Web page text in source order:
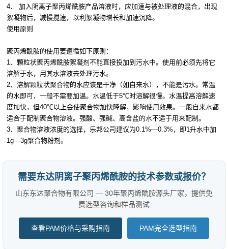
4、 加入阴离子聚丙烯酰胺产品溶液时，应加速与被处理液的混合，出现
絮凝物后，减慢搅速，以利絮凝物增长和加速沉降。
使用原则
聚丙烯酰胺的使用要遵循如下原则：
1、颗粒状聚丙烯酰胺絮凝剂不能直接投加到污水中。使用前必须先将它
溶解于水，用其水溶液去处理污水。
2、溶解颗粒状聚合物的水应该是干净（如自来水），不能是污水。常温
的水即可，一般不需要加温。水温低于5℃时溶解很慢。水温提高溶解速
度加快，但40℃以上会使聚合物加快降解，影响使用效果。一般自来水都
适合于配制聚合物溶液。强酸、强碱、高含盐的水不适于用来配制。
3、聚合物溶液浓度的选择，乐邦公司建议为0.1%—0.3%，即1升水中加
1g—3g聚合物粉剂。
需要东达阴离子聚丙烯酰胺的技术参数或报价？
山东东达聚合物有限公司 — 30年聚丙烯酰胺源头厂家，提供免
费选型咨询和样品测试
查看PAM价格与采购指南 PAM完全选型指南